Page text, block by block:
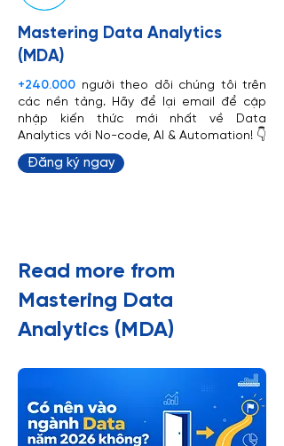
Mastering Data Analytics
(MDA)
+240.000 người theo dõi chúng tôi trên
các nền tảng. Hãy để lại email để cập
nhập kiến thức mới nhất về Data
Analytics với No-code, AI & Automation! 👇
Đăng ký ngay
​Read more from
Mastering Data
Analytics (MDA)